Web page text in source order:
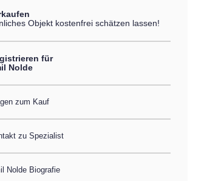
Objekt kostenfrei schätzen lassen!
für
Nolde
zum Kauf
zu Spezialist
Nolde Biografie